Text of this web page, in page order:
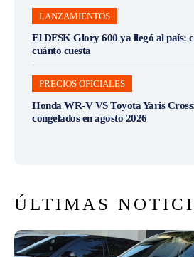
LANZAMIENTOS
El DFSK Glory 600 ya llegó al país:
cuánto cuesta
PRECIOS OFICIALES
Honda WR-V VS Toyota Yaris
congelados en agosto 2026
ÚLTIMAS